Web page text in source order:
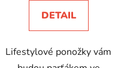
DETAIL
Lifestylové ponožky vám